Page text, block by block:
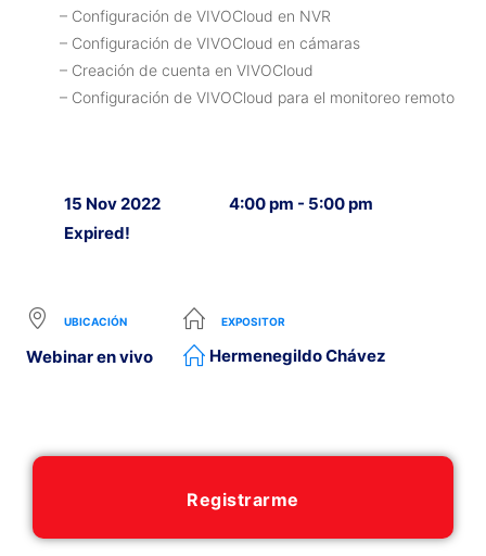
– Configuración de VIVOCloud en NVR
– Configuración de VIVOCloud en cámaras
– Creación de cuenta en VIVOCloud
– Configuración de VIVOCloud para el monitoreo remoto
15 Nov 2022
Expired!
4:00 pm - 5:00 pm
UBICACIÓN
Webinar en vivo
EXPOSITOR
Hermenegildo Chávez
Registrarme